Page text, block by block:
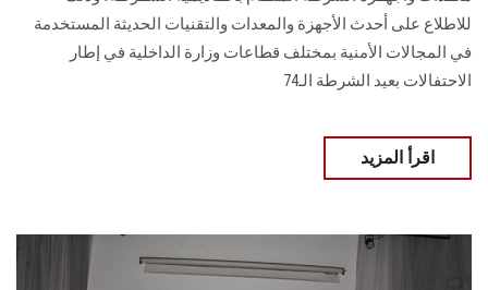
للاطلاع على أحدث الأجهزة والمعدات والتقنيات الحديثة المستخدمة
في المجالات الأمنية بمختلف قطاعات وزارة الداخلية في إطار
الاحتفالات بعيد الشرطة الـ74
اقرأ المزيد